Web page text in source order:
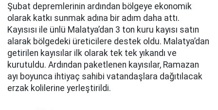
Şubat depremlerinin ardından bölgeye ekonomik
olarak katkı sunmak adına bir adım daha attı.
Kayısısı ile ünlü Malatya’dan 3 ton kuru kayısı satın
alarak bölgedeki üreticilere destek oldu. Malatya’dan
getirilen kayısılar ilk olarak tek tek yıkandı ve
kurutuldu. Ardından paketlenen kayısılar, Ramazan
ayı boyunca ihtiyaç sahibi vatandaşlara dağıtılacak
erzak kolilerine yerleştirildi.